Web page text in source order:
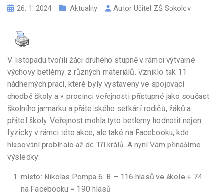
26. 1. 2024 Aktuality Autor Učitel ZŠ Sokolov
V listopadu tvořili žáci druhého stupně v rámci výtvarné
výchovy betlémy z různých materiálů. Vzniklo tak 11
nádherných prací, které byly vystaveny ve spojovací
chodbě školy a v prosinci veřejnosti přístupné jako součást
školního jarmarku a přátelského setkání rodičů, žáků a
přátel školy. Veřejnost mohla tyto betlémy hodnotit nejen
fyzicky v rámci této akce, ale také na Facebooku, kde
hlasování probíhalo až do Tří králů. A nyní Vám přinášíme
výsledky:
místo: Nikolas Pompa 6. B – 116 hlasů ve škole + 74
na Facebooku = 190 hlasů